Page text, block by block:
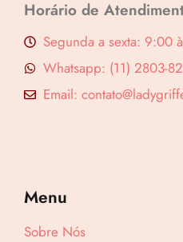
Horário de
Segunda a sexta: 9:00
Whatsapp: (11) 2803-
Email:
Menu
Sobre Nós